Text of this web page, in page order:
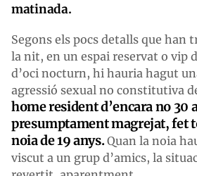
matinada.
Segons els pocs detalls que han
la nit, en un espai reservat o vip
d’oci nocturn, hi hauria hagut
agressió sexual no constitutiva
home resident d’encara no 30
presumptament magrejat, fet
noia de 19 anys.Quan la noia
viscut a un grup d’amics, la